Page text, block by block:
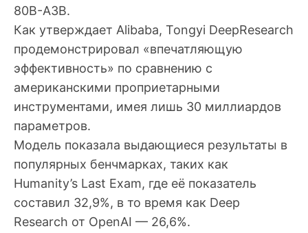
80B-A3B.
Как утверждает Alibaba, Tongyi DeepResearch
продемонстрировал «впечатляющую
эффективность» по сравнению с
американскими проприетарными
инструментами, имея лишь 30 миллиардов
параметров.
Модель показала выдающиеся результаты в
популярных бенчмарках, таких как
Humanity’s Last Exam, где её показатель
составил 32,9%, в то время как Deep
Research от OpenAI — 26,6%.